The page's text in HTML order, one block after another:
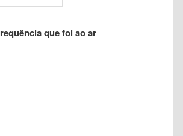
que foi ao ar